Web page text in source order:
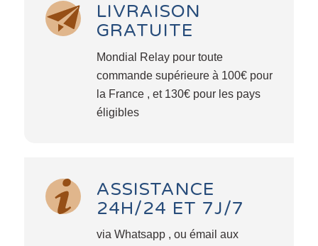
LIVRAISON
GRATUITE
Mondial Relay pour toute
commande supérieure à 100€ pour
la France , et 130€ pour les pays
éligibles
ASSISTANCE
24H/24 ET 7J/7
via Whatsapp , ou émail aux